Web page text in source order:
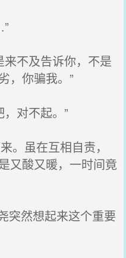
不及告诉你，不是
，你骗我。”
对不起。”
。虽在互相自责，
又酸又暖，一时间竟
突然想起来这个重要